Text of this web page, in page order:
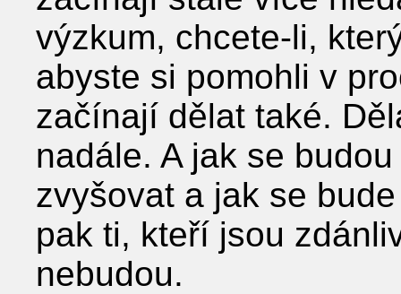
výzkum, chcete-li,
abyste si pomohli v
začínají dělat také.
nadále. A jak se
zvyšovat a jak se
pak ti, kteří jsou
nebudou.